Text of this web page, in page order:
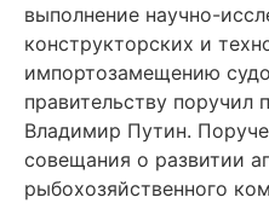
выполнение научно-
конструкторских и
импортозамещению
правительству поручил
Владимир Путин.
совещания о развитии
рыбохозяйственного